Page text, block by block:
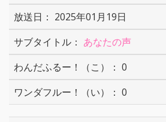
2025年01月19日
あなたの声
0
0